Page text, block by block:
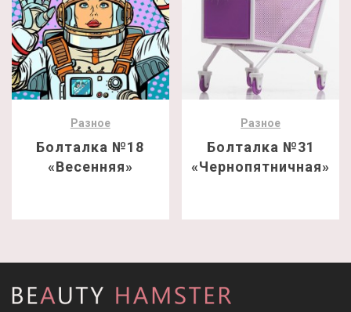
Разное
Болталка №18
«Весенняя»
Разное
Болталка №31
«Чернопятничная»